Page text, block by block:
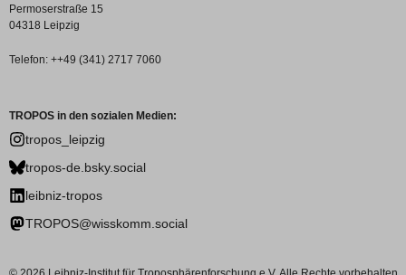
Permoserstraße 15
04318 Leipzig
Telefon: ++49 (341) 2717 7060
TROPOS in den sozialen Medien:
tropos_leipzig
tropos-de.bsky.social
leibniz-tropos
TROPOS@wisskomm.social